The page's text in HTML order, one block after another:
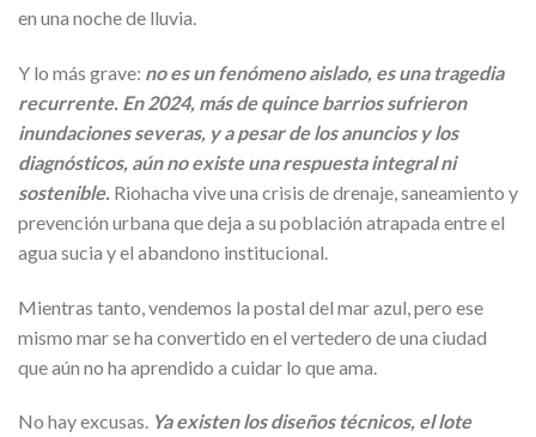
en una noche de lluvia.
Y lo más grave: no es un fenómeno aislado, es una tragedia
recurrente. En 2024, más de quince barrios sufrieron
inundaciones severas, y a pesar de los anuncios y los
diagnósticos, aún no existe una respuesta integral ni
sostenible. Riohacha vive una crisis de drenaje, saneamiento y
prevención urbana que deja a su población atrapada entre el
agua sucia y el abandono institucional.
Mientras tanto, vendemos la postal del mar azul, pero ese
mismo mar se ha convertido en el vertedero de una ciudad
que aún no ha aprendido a cuidar lo que ama.
No hay excusas. Ya existen los diseños técnicos, el lote